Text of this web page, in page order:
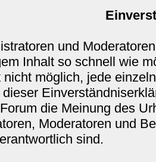
und
Inhalt so schnell wie
nicht möglich, jede
die Meinung des
Moderatoren und
sind.